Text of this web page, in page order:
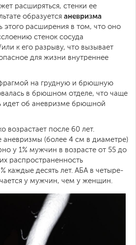
расширяться, стенки ее
образуется аневризма
этого расширения в том, что оно
стенок сосуда
к его разрыву, что вызывает
для жизни внутреннее
на грудную и брюшную
в брюшном отделе, что чаще
идет об аневризме брюшной
возрастает после 60 лет.
аневризмы (более 4 см в диаметре)
у 1% мужчин в возрасте от 55 до
распространенность
каждые десять лет. AБA в четыре-
у мужчин, чем у женщин.